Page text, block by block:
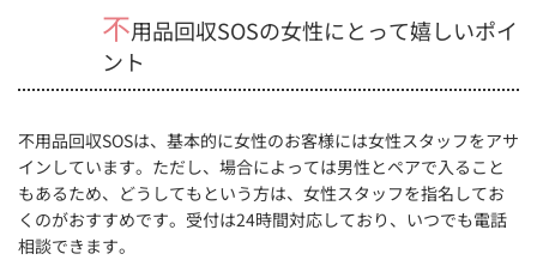
不用品回収SOSの女性にとって嬉しいポイ
ント
不用品回収SOSは、基本的に女性のお客様には女性スタッフをアサ
インしています。ただし、場合によっては男性とペアで入ること
もあるため、どうしてもという方は、女性スタッフを指名してお
くのがおすすめです。受付は24時間対応しており、いつでも電話
相談できます。